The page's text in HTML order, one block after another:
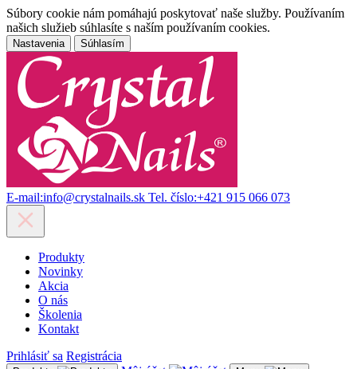
Súbory cookie nám pomáhajú poskytovať naše služby. Používaním
našich služieb súhlasíte s naším používaním cookies.
Nastavenia Súhlasím
E-mail:info@crystalnails.sk Tel. číslo:+421 915 066 073
Produkty
Novinky
Akcia
O nás
Školenia
Kontakt
Prihlásiť sa Registrácia